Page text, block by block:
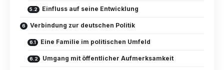
Einfluss auf seine Entwicklung
Verbindung zur deutschen Politik
Eine Familie im politischen Umfeld
Umgang mit öffentlicher Aufmerksamkeit